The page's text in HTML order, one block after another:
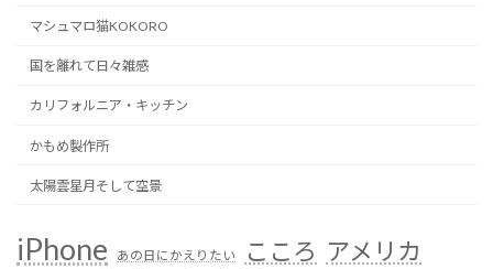
マシュマロ猫KOKORO
国を離れて日々雑感
カリフォルニア・キッチン
かもめ製作所
太陽雲星月そして空景
iPhone あの日にかえりたい こころ アメリカ